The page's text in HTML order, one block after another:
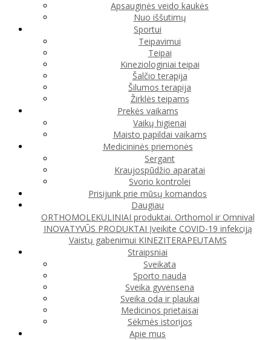
Apsauginės veido kaukės
Nuo iššutimų
Sportui
Teipavimui
Teipai
Kineziologiniai teipai
Šalčio terapija
Šilumos terapija
Žirklės teipams
Prekės vaikams
Vaikų higienai
Maisto papildai vaikams
Medicininės priemonės
Sergant
Kraujospūdžio aparatai
Svorio kontrolei
Prisijunk prie mūsų komandos
Daugiau
ORTHOMOLEKULINIAI produktai. Orthomol ir Omnival
INOVATYVŪS PRODUKTAI Įveikite COVID-19 infekciją
Vaistų gabenimui KINEZITERAPEUTAMS
Straipsniai
Sveikata
Sporto nauda
Sveika gyvensena
Sveika oda ir plaukai
Medicinos prietaisai
Sėkmės istorijos
Apie mus